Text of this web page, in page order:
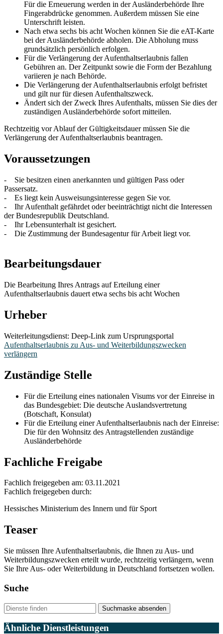
Für die Erneuerung werden in der Ausländerbehörde Ihre
Fingerabdrücke genommen. Außerdem müssen Sie eine
Unterschrift leisten.
Nach etwa sechs bis acht Wochen können Sie die eAT-Karte
bei der Ausländerbehörde abholen. Die Abholung muss
grundsätzlich persönlich erfolgen.
Für die Verlängerung der Aufenthaltserlaubnis fallen
Gebühren an. Der Zeitpunkt sowie die Form der Bezahlung
variieren je nach Behörde.
Die Verlängerung der Aufenthaltserlaubnis erfolgt befristet
und gilt nur für diesen Aufenthaltszweck.
Ändert sich der Zweck Ihres Aufenthalts, müssen Sie dies der
zuständigen Ausländerbehörde sofort mitteilen.
Rechtzeitig vor Ablauf der Gültigkeitsdauer müssen Sie die
Verlängerung der Aufenthaltserlaubnis beantragen.
Voraussetzungen
- Sie besitzen einen anerkannten und gültigen Pass oder
Passersatz.
- Es liegt kein Ausweisungsinteresse gegen Sie vor.
- Ihr Aufenthalt gefährdet oder beeinträchtigt nicht die Interessen
der Bundesrepublik Deutschland.
- Ihr Lebensunterhalt ist gesichert.
- Die Zustimmung der Bundesagentur für Arbeit liegt vor.
Bearbeitungsdauer
Die Bearbeitung Ihres Antrags auf Erteilung einer
Aufenthaltserlaubnis dauert etwa sechs bis acht Wochen
Urheber
Weiterleitungsdienst: Deep-Link zum Ursprungsportal
Aufenthaltserlaubnis zu Aus- und Weiterbildungszwecken
verlängern
Zuständige Stelle
Für die Erteilung eines nationalen Visums vor der Einreise in
das Bundesgebiet: Die deutsche Auslandsvertretung
(Botschaft, Konsulat)
Für die Erteilung einer Aufenthaltserlaubnis nach der Einreise:
Die für den Wohnsitz des Antragstellenden zuständige
Ausländerbehörde
Fachliche Freigabe
Fachlich freigegeben am: 03.11.2021
Fachlich freigegeben durch:
Hessisches Ministerium des Innern und für Sport
Teaser
Sie müssen Ihre Aufenthaltserlaubnis, die Ihnen zu Aus- und
Weiterbildungszwecken erteilt wurde, rechtzeitig verlängern, wenn
Sie Ihre Aus- oder Weiterbildung in Deutschland fortsetzen wollen.
Suche
Suchmaske absenden
Ähnliche Dienstleistungen